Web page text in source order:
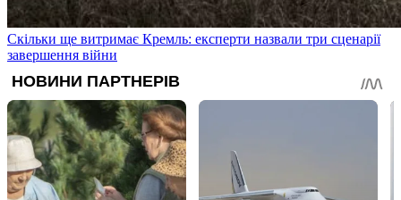
Скільки ще витримає Кремль: експерти назвали три сценарії
завершення війни